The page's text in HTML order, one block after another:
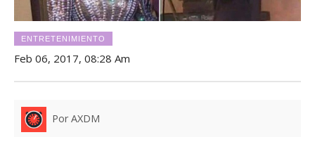
ENTRETENIMIENTO
Feb 06, 2017, 08:28 Am
Por AXDM